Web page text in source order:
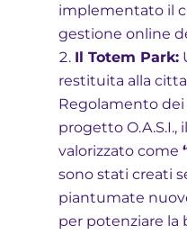
implementato il
gestione online
Il Totem Park:
restituita alla
Regolamento
progetto O.A.S.I.,
valorizzato come
sono stati creati
piantumate
per potenziare la